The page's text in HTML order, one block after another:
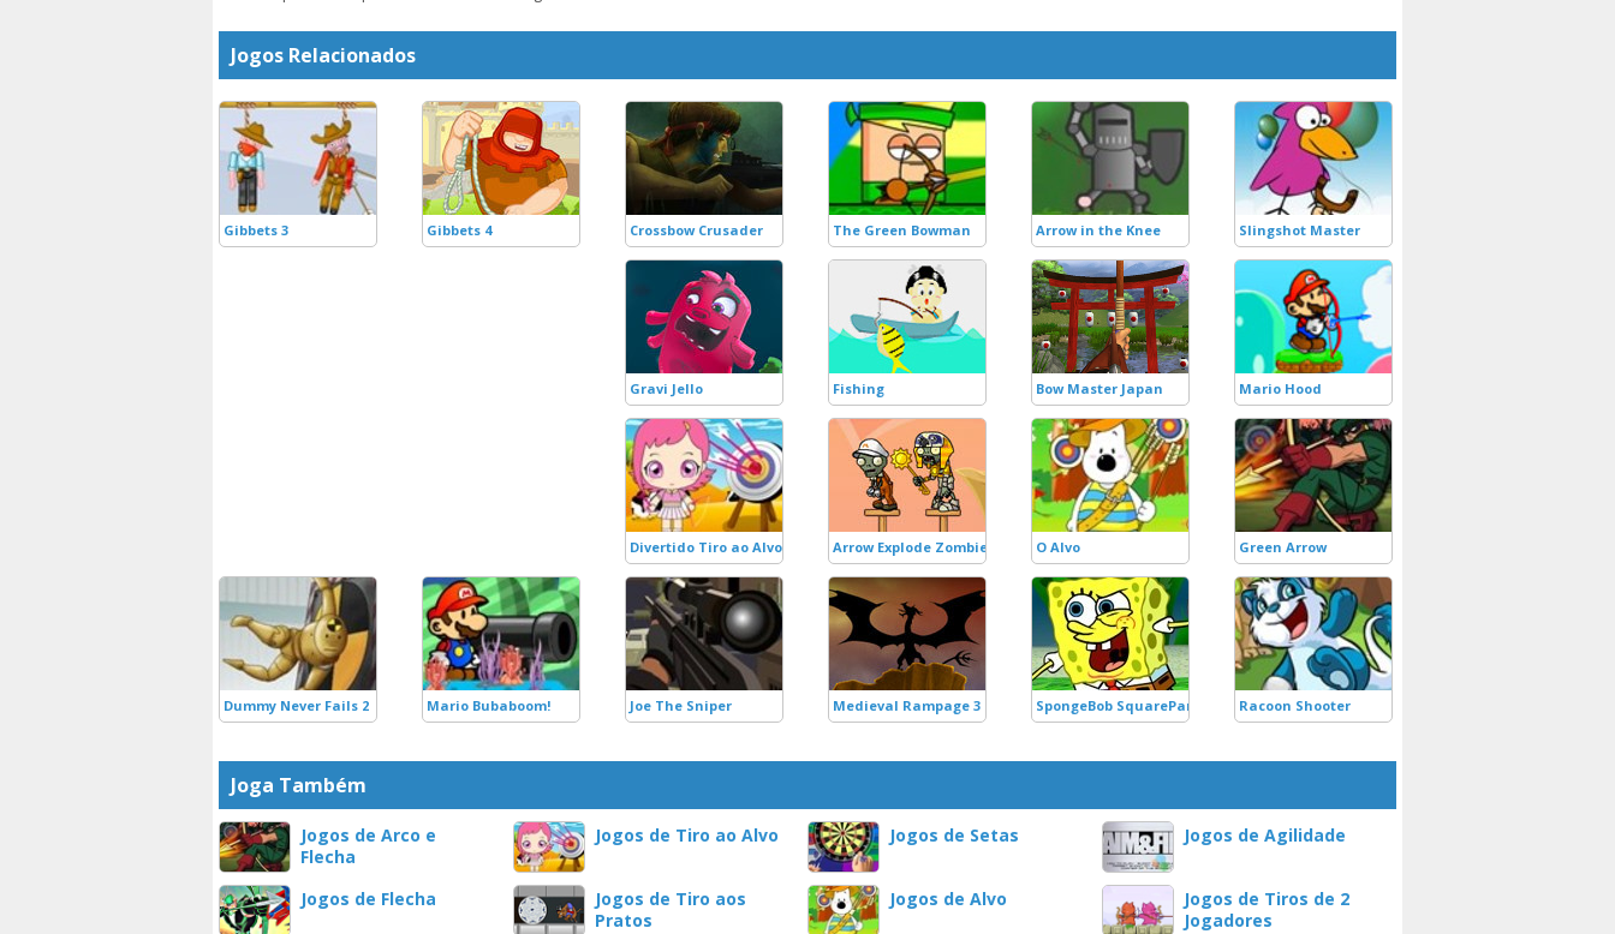
Jogos Relacionados
Gibbets 3 Gibbets 4 Crossbow Crusader The Green Bowman Arrow in the Knee Slingshot Master
Gravi Jello Fishing Bow Master Japan Mario Hood
Divertido Tiro ao Alvo Arrow Explode Zombie O Alvo Green Arrow
Dummy Never Fails 2 Mario Bubaboom! Joe The Sniper Medieval Rampage 3 - The Rise of DragonsSpongeBob SquarePants Catch ThiefRacoon Shooter
Joga Também
Jogos de Arco e
Flecha
Jogos de Tiro ao Alvo Jogos de Setas Jogos de Agilidade
Jogos de Flecha
Jogos de Tiro aos
Pratos
Jogos de Alvo
Jogos de Tiros de 2
Jogadores